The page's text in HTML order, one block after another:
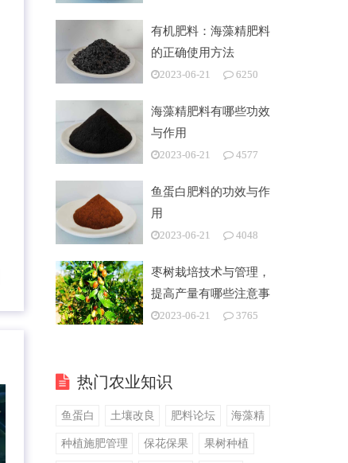
有机肥料：海藻精肥料
的正确使用方法
2023-06-21 6250
海藻精肥料有哪些功效
与作用
2023-06-21 4577
鱼蛋白肥料的功效与作
用
2023-06-21 4048
枣树栽培技术与管理，
提高产量有哪些注意事
项2023-06-21 3765
热门农业知识
鱼蛋白 土壤改良 肥料论坛 海藻精
种植施肥管理 保花保果 果树种植